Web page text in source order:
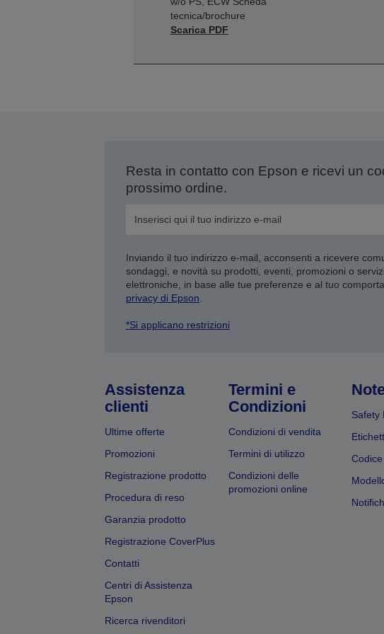
tecnica/brochure
Scarica PDF
Resta in contatto con Epson e ricevi un
prossimo ordine.
Inviando il tuo indirizzo e-mail, acconsenti a ricevere
sondaggi, e novità su prodotti, eventi, promozioni o
elettroniche, in base alle tue preferenze e al tuo
privacy di Epson.
*Si applicano restrizioni
Assistenza
clienti
Ultime offerte
Promozioni
Registrazione prodotto
Procedura di reso
Garanzia prodotto
Registrazione CoverPlus
Contatti
Centri di Assistenza
Epson
Ricerca rivenditori
Termini e
Condizioni
Condizioni di vendita
Termini di utilizzo
Condizioni delle
promozioni online
Safety